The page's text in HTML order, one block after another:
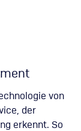
von
der
erkennt. So